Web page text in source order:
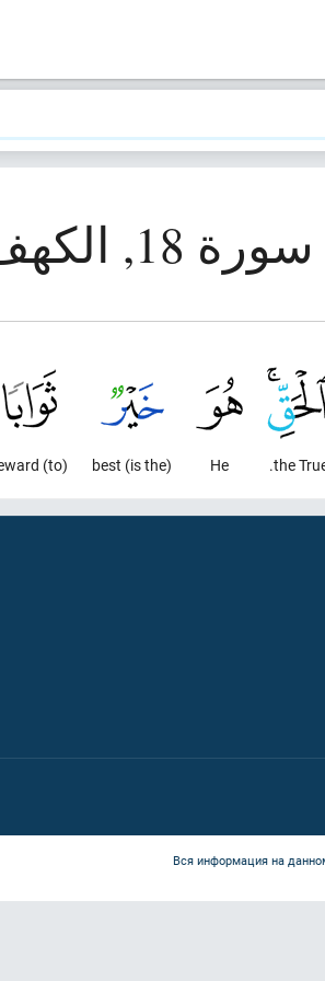
سورة 18, الكهف (الكهف)
the
He
(is the) best
(to) reward
Вся информация на